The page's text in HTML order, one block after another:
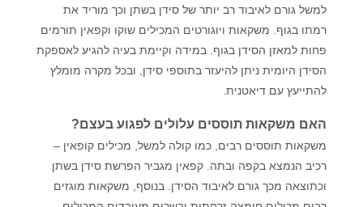
למשל גורם לאיבוד רב יותר של סידן בשתן וכך מוריד את
רמתו בגוף. משקאות ויוגורטים המכילים שוקו וקפאין תורמים
פחות למאזן הסידן בגוף. במידה וקיימת בעיה להגיע לאספקת
הסידן היומית ניתן להיעזר בתוספי סידן, ובכל מקרה מומלץ
להתייעץ עם דיאטנית.
האם משקאות תוססים עלולים לפגוע בעצם?
משקאות תוססים רבים, כמו קולה למשל, מכילים קופאין –
רכיב הנמצא בקפה ובתה. קפאין מגביר הפרשת סידן בשתן
וכתוצאה מכך גורם לאיבוד הסידן. בנוסף, משקאות מוגזים